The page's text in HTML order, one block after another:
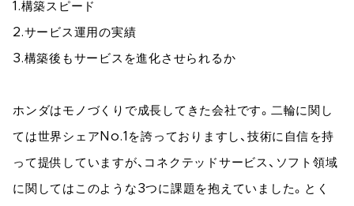
1.構築スピード
2.サービス運用の実績
3.構築後もサービスを進化させられるか
ホンダはモノづくりで成長してきた会社です。二輪に関し
ては世界シェアNo.1を誇っておりますし、技術に自信を持
って提供していますが、コネクテッドサービス、ソフト領域
に関してはこのような3つに課題を抱えていました。とく